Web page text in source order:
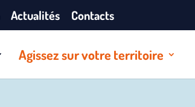
Actualités Contacts
Agissez sur votre territoire